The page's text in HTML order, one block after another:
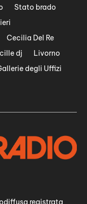
Stato brado
Cecilia Del Re
dj
Livorno
degli Uffizi
registrata